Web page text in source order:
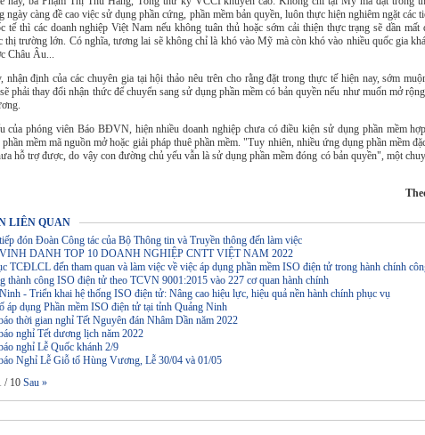
ngày càng đề cao việc sử dụng phần cứng, phần mềm bản quyền, luôn thực hiện nghiêm ngặt các
tế thì các doanh nghiệp Việt Nam nếu không tuân thủ hoặc sớm cải thiện thực trạng sẽ dần mất
thị trường lớn. Có nghĩa, tương lai sẽ không chỉ là khó vào Mỹ mà còn khó vào nhiều quốc gia
Châu Âu...
nhận định của các chuyên gia tại hội thảo nêu trên cho rằng đặt trong thực tế hiện nay, sớm
phải thay đổi nhận thức để chuyển sang sử dụng phần mềm có bản quyền nếu như muốn mở
của phóng viên Báo BĐVN, hiện nhiều doanh nghiệp chưa có điều kiện sử dụng phần mềm
mềm mã nguồn mở hoặc giải pháp thuê phần mềm. "Tuy nhiên, nhiều ứng dụng phần mềm
hỗ trợ được, do vậy con đường chủ yếu vẫn là sử dụng phần mềm đóng có bản quyền", một
LIÊN QUAN
tiếp đón Đoàn Công tác của Bộ Thông tin và Truyền thông đến làm việc
VINH DANH TOP 10 DOANH NGHIỆP CNTT VIỆT NAM 2022
TCĐLCL đến tham quan và làm việc về việc áp dụng phần mềm ISO điện tử trong hành chính
thành công ISO điện tử theo TCVN 9001:2015 vào 227 cơ quan hành chính
Ninh - Triển khai hệ thống ISO điện tử: Nâng cao hiệu lực, hiệu quả nền hành chính phục vụ
áp dụng Phần mềm ISO điện tử tại tỉnh Quảng Ninh
báo thời gian nghỉ Tết Nguyên đán Nhâm Dần năm 2022
báo nghỉ Tết dương lịch năm 2022
báo nghỉ Lễ Quốc khánh 2/9
báo Nghỉ Lễ Giỗ tổ Hùng Vương, Lễ 30/04 và 01/05
/ 10 Sau »